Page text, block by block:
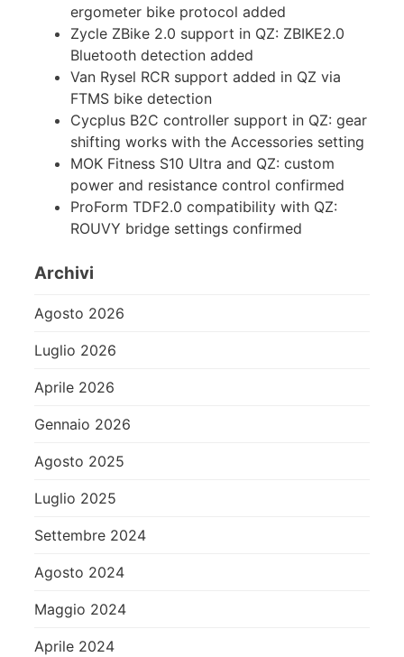
ergometer bike protocol added
Zycle ZBike 2.0 support in QZ: ZBIKE2.0
Bluetooth detection added
Van Rysel RCR support added in QZ via
FTMS bike detection
Cycplus B2C controller support in QZ: gear
shifting works with the Accessories setting
MOK Fitness S10 Ultra and QZ: custom
power and resistance control confirmed
ProForm TDF2.0 compatibility with QZ:
ROUVY bridge settings confirmed
Archivi
Agosto 2026
Luglio 2026
Aprile 2026
Gennaio 2026
Agosto 2025
Luglio 2025
Settembre 2024
Agosto 2024
Maggio 2024
Aprile 2024